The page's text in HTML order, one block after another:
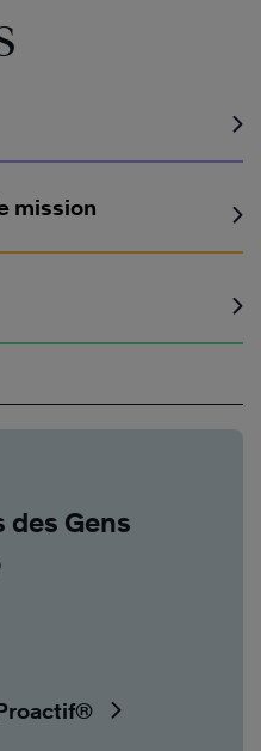
mission
des Gens